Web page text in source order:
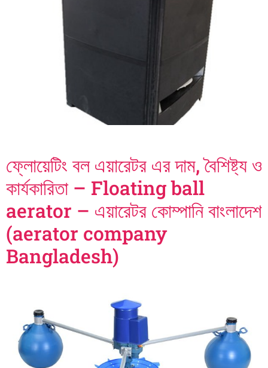
ফ্লোয়েটিং বল এয়ারেটর এর দাম, বৈশিষ্ট্য ও
কার্যকারিতা – Floating ball
aerator – এয়ারেটর কোম্পানি বাংলাদেশ
(aerator company
Bangladesh)